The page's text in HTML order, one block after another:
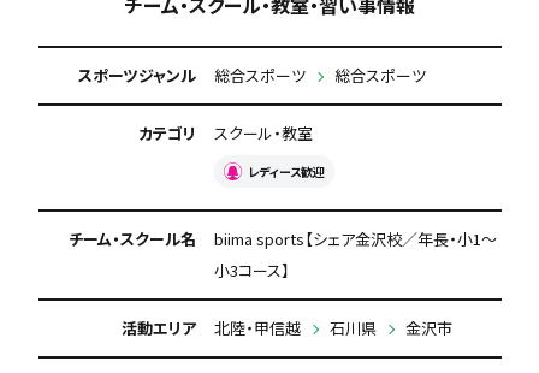
スポーツジャンル 総合スポーツ 総合スポーツ
カテゴリ スクール・教室
レディース歓迎
チーム・スクール名
biima sports【シェア金沢校／年長・小1〜
小3コース】
活動エリア 北陸・甲信越 石川県 金沢市